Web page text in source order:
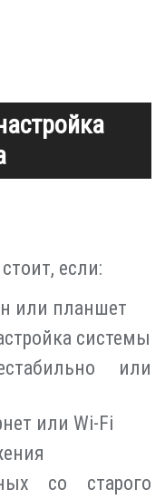
если:
или планшет
системы
или
или Wi-Fi
со старого